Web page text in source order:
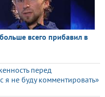
всего прибавил в
перед
я не буду комментировать»